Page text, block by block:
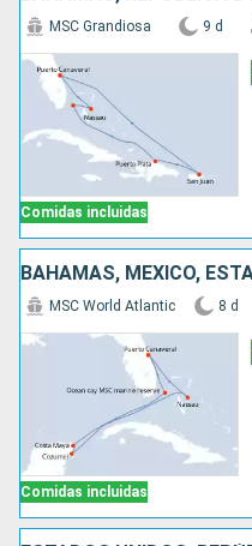
Comidas incluidas
MSC Grandiosa 9 d
BAHAMAS, MÉXICO,
Comidas incluidas
MSC World Atlantic 8 d